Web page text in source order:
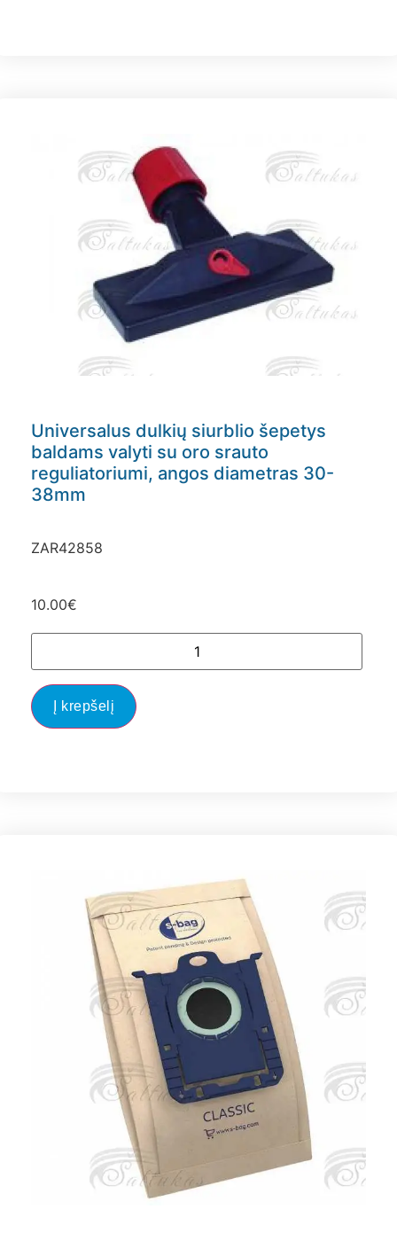
Universalus dulkių siurblio šepetys
baldams valyti su oro srauto
reguliatoriumi, angos diametras 30-
38mm
ZAR42858
10.00€
Į krepšelį